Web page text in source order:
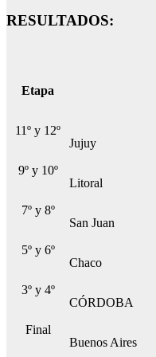
RESULTADOS:
Etapa
11º y 12º
Jujuy
9º y 10º
Litoral
7º y 8º
San Juan
5º y 6º
Chaco
3º y 4º
CÓRDOBA
Final
Buenos Aires